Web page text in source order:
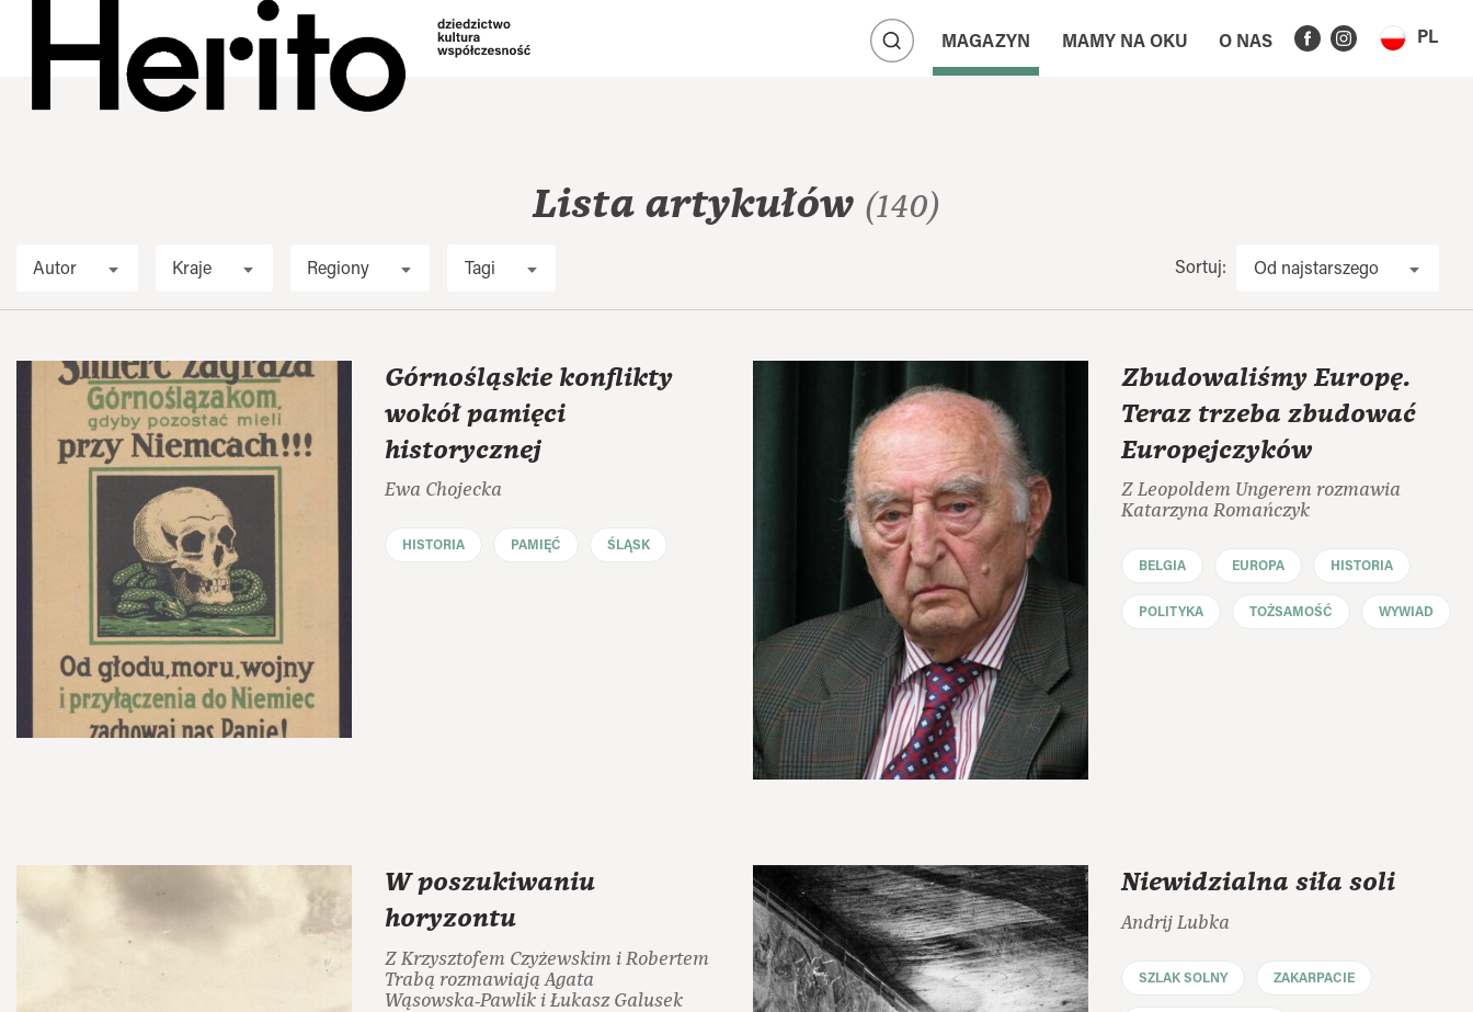
MAGAZYN MAMY NA OKU O NAS PL
Lista artykułów (140)
Autor Kraje Regiony Tagi Sortuj: Od najstarszego
Górnośląskie konflikty
wokół pamięci
historycznej
Ewa Chojecka
HISTORIA PAMIĘĆ ŚLĄSK
Zbudowaliśmy Europę.
Teraz trzeba zbudować
Europejczyków
Z Leopoldem Ungerem rozmawia
Katarzyna Romańczyk
BELGIA EUROPA HISTORIA
POLITYKA TOŻSAMOŚĆ WYWIAD
W poszukiwaniu
horyzontu
Z Krzysztofem Czyżewskim i Robertem
Trabą rozmawiają Agata
Wąsowska‑Pawlik i Łukasz Galusek
Niewidzialna siła soli
Andrij Lubka
SZLAK SOLNY ZAKARPACIE